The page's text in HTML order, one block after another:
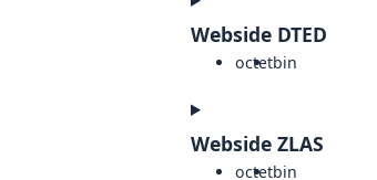
Webside DTED
octetbin
Webside ZLAS
octetbin